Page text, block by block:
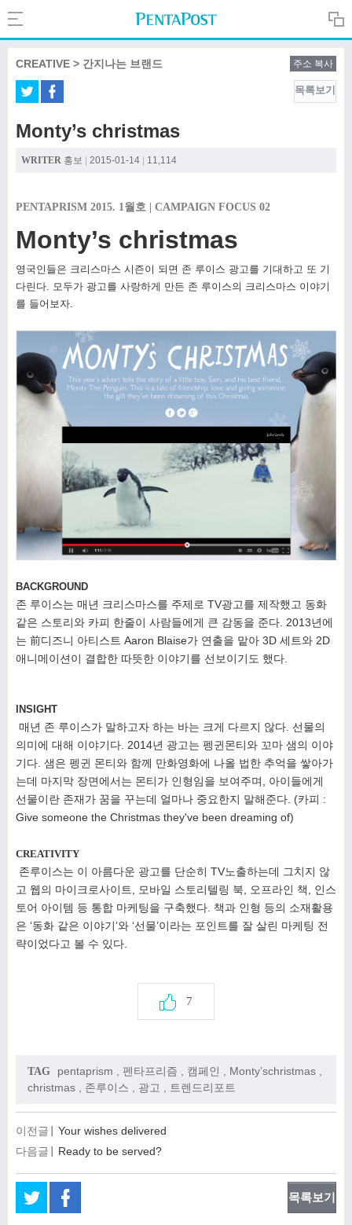
COMPANY
CULTURE
Search
PentaPost.net
CREATIVE > 간지나는 브랜드 주소 복사
목록보기
Monty’s christmas
WRITER 홍보 2015-01-14 11,114
PENTAPRISM 2015. 1월호 | CAMPAIGN FOCUS 02
Monty’s christmas
영국인들은 크리스마스 시즌이 되면 존 루이스 광고를 기대하고 또 기
다린다. 모두가 광고를 사랑하게 만든 존 루이스의 크리스마스 이야기
를 들어보자.
BACKGROUND
존 루이스는 매년 크리스마스를 주제로 TV광고를 제작했고 동화
같은 스토리와 카피 한줄이 사람들에게 큰 감동을 준다. 2013년에
는 前디즈니 아티스트 Aaron Blaise가 연출을 맡아 3D 세트와 2D
애니메이션이 결합한 따뜻한 이야기를 선보이기도 했다.
INSIGHT
매년 존 루이스가 말하고자 하는 바는 크게 다르지 않다. 선물의
의미에 대해 이야기다. 2014년 광고는 펭귄몬티와 꼬마 샘의 이야
기다. 샘은 펭귄 몬티와 함께 만화영화에 나올 법한 추억을 쌓아가
는데 마지막 장면에서는 몬티가 인형임을 보여주며, 아이들에게
선물이란 존재가 꿈을 꾸는데 얼마나 중요한지 말해준다. (카피 :
Give someone the Christmas they've been dreaming of)
CREATIVITY
존루이스는 이 아름다운 광고를 단순히 TV노출하는데 그치지 않
고 웹의 마이크로사이트, 모바일 스토리텔링 북, 오프라인 책, 인스
토어 아이템 등 통합 마케팅을 구축했다. 책과 인형 등의 소재활용
은 ‘동화 같은 이야기’와 ‘선물’이라는 포인트를 잘 살린 마케팅 전
략이었다고 볼 수 있다.
7
TAG pentaprism , 펜타프리즘 , 캠페인 , Monty’schristmas ,
christmas , 존루이스 , 광고 , 트렌드리포트
이전글
Your wishes delivered
다음글
Ready to be served?
목록보기